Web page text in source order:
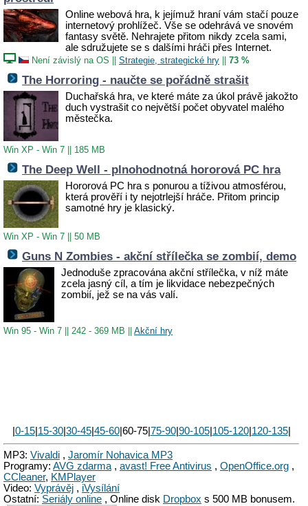
Online webová hra, k jejímuž hraní vám stačí pouze
internetový prohlížeč. Vše se odehrává ve snovém
fantasy světě. Nehrajete přitom nikdy zcela sami,
ale sdružujete se s dalšími hráči přes Internet.
Není závislý na OS Strategie, strategické hry 73 %
The Horroring - naučte se pořádně strašit
Duchařská hra, ve které máte za úkol právě jakožto
duch vystrašit co největší počet obyvatel malého
městečka.
Win XP - Win 7 185 MB
The Deep Well - plnohodnotná hororová PC hra
Hororová PC hra s ponurou a tíživou atmosférou,
která prověří i ty nejotrlejší hráče. Přitom princip
samotné hry je klasický.
Win XP - Win 7 50 MB
Guns N Zombies - akční střílečka se zombií, demo
Jednoduše zpracována akční střílečka, v níž máte
zcela jasný cíl, a tím je likvidace nebezpečných
zombií, jež se na vás valí.
Win 95 - Win 7 242 - 369 MB Akční hry
0-15| 15-30| 30-45| 45-60|60-75| 75-90| 90-105| 105-120| 120-135|
MP3: Vivaldi , Jaromír Nohavica MP3
Programy: AVG zdarma, avast! Free Antivirus , OpenOffice.org ,
CCleaner, KMPlayer
Video: Vyprávěj , iVysílání
Ostatní: Seriály online , Online disk Dropbox s 500 MB bonusem.